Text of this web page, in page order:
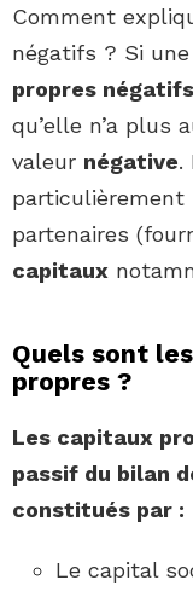
Comment
négatifs ? Si
propres négatifs
qu’elle n’a plus
valeur négative.
particulièrement
partenaires
capitaux
Quels sont
propres ?
Les capitaux
passif du bilan
constitués par :
Le capital